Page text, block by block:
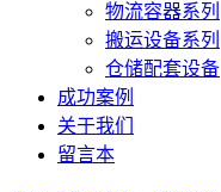
物流容器系列
搬运设备系列
仓储配套设备
成功案例
关于我们
留言本